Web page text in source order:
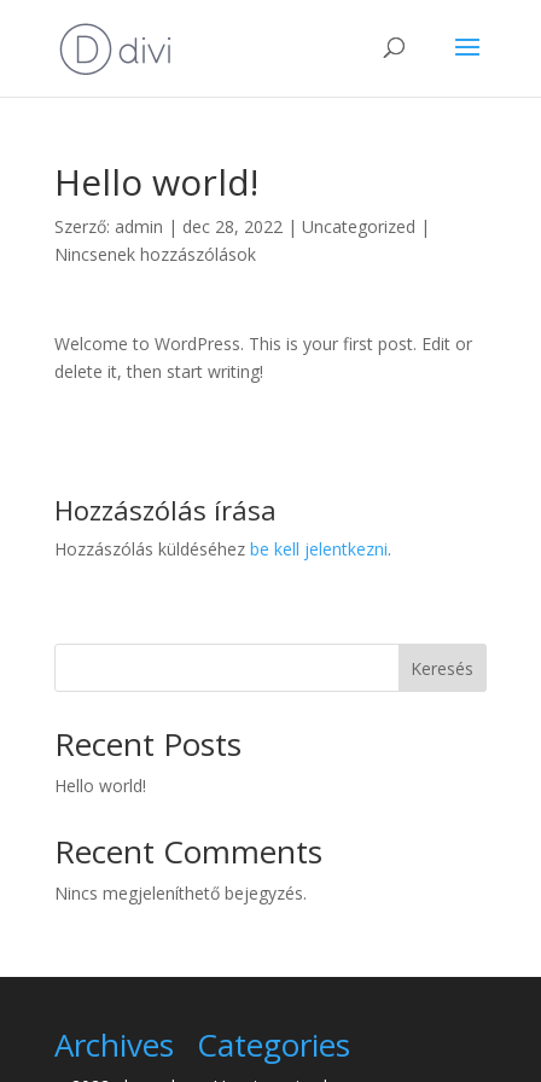
Hello world!
Szerző: admin | dec 28, 2022| Uncategorized |
Nincsenek hozzászólások
Welcome to WordPress. This is your first post. Edit or
delete it, then start writing!
Hozzászólás írása
Hozzászólás küldéséhez be kell jelentkezni.
Keresés
Recent Posts
Hello world!
Recent Comments
Nincs megjeleníthető bejegyzés.
Archives Categories